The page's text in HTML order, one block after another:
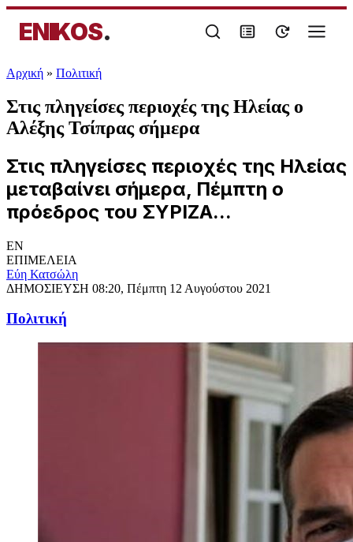
ENIKOS.
Αρχική » Πολιτική
Στις πληγείσες περιοχές της Ηλείας ο
Αλέξης Τσίπρας σήμερα
Στις πληγείσες περιοχές της Ηλείας
μεταβαίνει σήμερα, Πέμπτη ο
πρόεδρος του ΣΥΡΙΖΑ...
EN
ΕΠΙΜΕΛΕΙΑ
Εύη Κατσώλη
ΔΗΜΟΣΙΕΥΣΗ 08:20, Πέμπτη 12 Αυγούστου 2021
Πολιτική